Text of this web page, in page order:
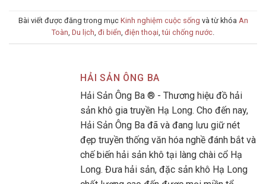
Bài viết được đăng trong mục Kinh nghiệm cuộc sống và từ khóa An
Toàn, Du lịch, đi biển, điện thoại,túi chống nước.
HẢI SẢN ÔNG BA
Hải Sản Ông Ba ® - Thương hiệu đồ hải
sản khô gia truyền Hạ Long. Cho đến nay,
Hải Sản Ông Ba đã và đang lưu giữ nét
đẹp truyền thống văn hóa nghề đánh bắt và
chế biến hải sản khô tại làng chài cổ Hạ
Long. Đưa hải sản, đặc sản khô Hạ Long